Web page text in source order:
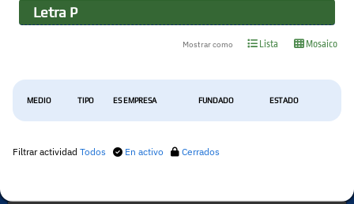
Letra P
Mostrar como Lista Mosaico
MEDIO TIPO ES EMPRESA FUNDADO ESTADO
Filtrar actividad Todos En activo Cerrados